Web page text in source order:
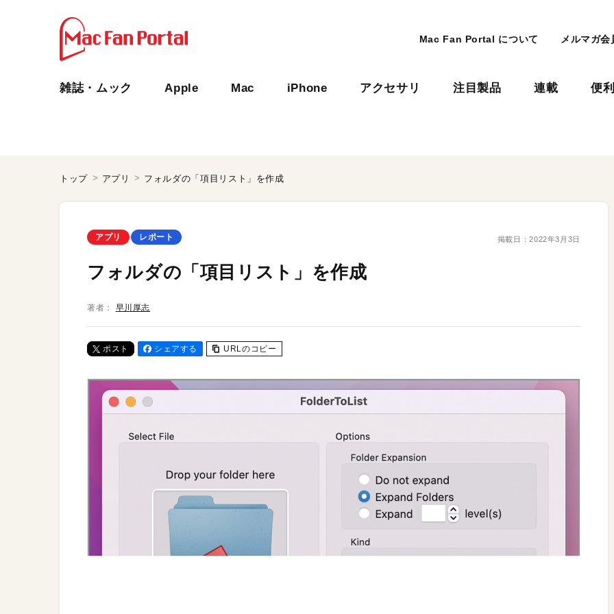
Mac Fan Portal について メルマガ会
雑誌・ムック Apple Mac iPhone アクセサリ 注目製品 連載 便
トップ アプリ フォルダの「項目リスト」を作成
アプリ レポート 掲載日：2022年3月3日
フォルダの「項目リスト」を作成
著者： 早川厚志
ポスト シェアする URLのコピー